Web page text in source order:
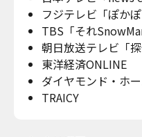
フジテレビ「ぽかぽ
TBS「それ
朝日放送テレビ「
東洋経済ONLINE
ダイヤモンド・ホ
TRAICY